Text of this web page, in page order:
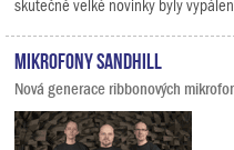
skutečně velké novinky byly
Mikrofony Sandhill
Nová generace ribbonových